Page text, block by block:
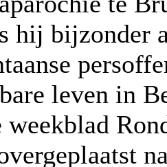
hij bijzonder
leven in